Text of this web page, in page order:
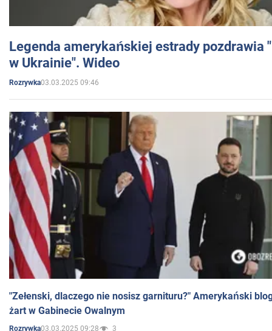
Legenda amerykańskiej estrady pozdrawia
w Ukrainie". Wideo
Rozrywka03.03.2025 09:46
"Zełenski, dlaczego nie nosisz garnituru?" Amerykański
żart w Gabinecie Owalnym
Rozrywka03.03.2025 09:28 3